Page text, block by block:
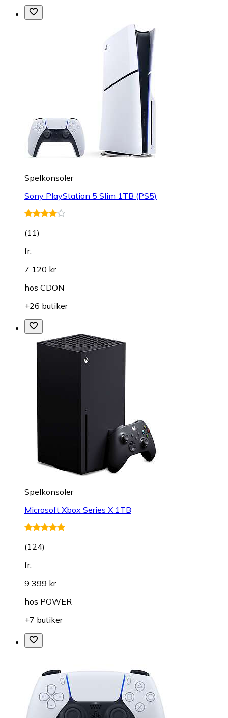
Spelkonsoler
Sony PlayStation 5 Slim 1TB (PS5)
(11)
fr.
7 120 kr
hos CDON
+26 butiker
Spelkonsoler
Microsoft Xbox Series X 1TB
(124)
fr.
9 399 kr
hos POWER
+7 butiker